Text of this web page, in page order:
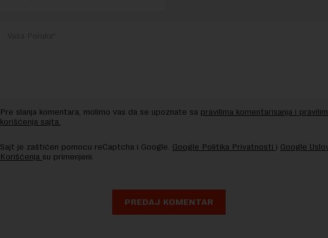
Pre slanja komentara, molimo vas da se upoznate sa pravilima komentarisanja i
korišćenja sajta.
Sajt je zaštićen pomocu reCaptcha i Google. Google Politika Privatnosti i Google
Korišćenja su primenjeni.